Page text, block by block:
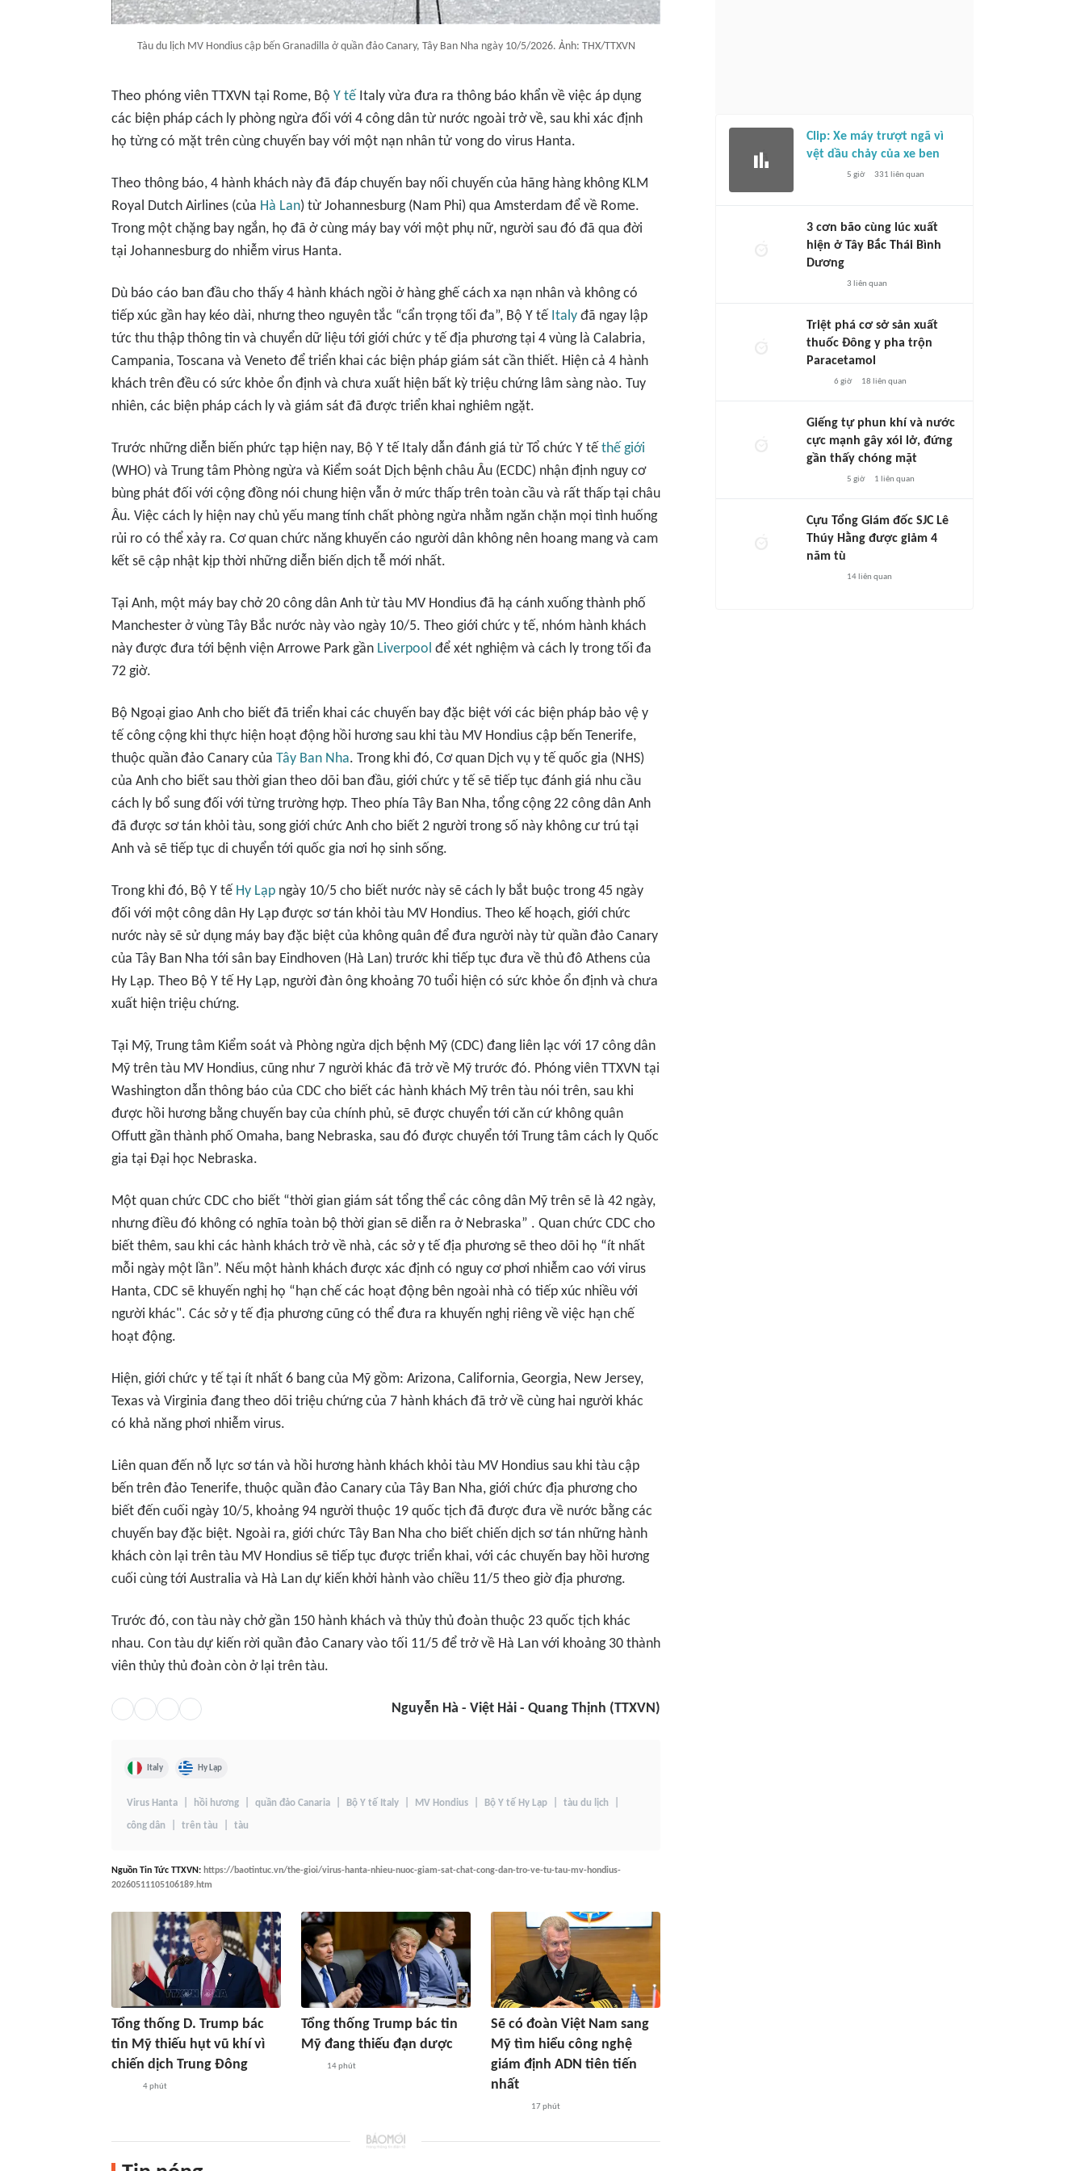
Tàu du lịch MV Hondius cập bến Granadilla ở quần đảo Canary, Tây Ban Nha ngày 10/5/2026. Ảnh: THX/TTXVN
Theo phóng viên TTXVN tại Rome, Bộ Y tế Italy vừa đưa ra thông báo khẩn về việc áp dụng
các biện pháp cách ly phòng ngừa đối với 4 công dân từ nước ngoài trở về, sau khi xác định
họ từng có mặt trên cùng chuyến bay với một nạn nhân tử vong do virus Hanta.
Theo thông báo, 4 hành khách này đã đáp chuyến bay nối chuyến của hãng hàng không KLM
Royal Dutch Airlines (của Hà Lan) từ Johannesburg (Nam Phi) qua Amsterdam để về Rome.
Trong một chặng bay ngắn, họ đã ở cùng máy bay với một phụ nữ, người sau đó đã qua đời
tại Johannesburg do nhiễm virus Hanta.
Dù báo cáo ban đầu cho thấy 4 hành khách ngồi ở hàng ghế cách xa nạn nhân và không có
tiếp xúc gần hay kéo dài, nhưng theo nguyên tắc “cẩn trọng tối đa”, Bộ Y tế Italy đã ngay lập
tức thu thập thông tin và chuyển dữ liệu tới giới chức y tế địa phương tại 4 vùng là Calabria,
Campania, Toscana và Veneto để triển khai các biện pháp giám sát cần thiết. Hiện cả 4 hành
khách trên đều có sức khỏe ổn định và chưa xuất hiện bất kỳ triệu chứng lâm sàng nào. Tuy
nhiên, các biện pháp cách ly và giám sát đã được triển khai nghiêm ngặt.
Trước những diễn biến phức tạp hiện nay, Bộ Y tế Italy dẫn đánh giá từ Tổ chức Y tế thế giới
(WHO) và Trung tâm Phòng ngừa và Kiểm soát Dịch bệnh châu Âu (ECDC) nhận định nguy cơ
bùng phát đối với cộng đồng nói chung hiện vẫn ở mức thấp trên toàn cầu và rất thấp tại châu
Âu. Việc cách ly hiện nay chủ yếu mang tính chất phòng ngừa nhằm ngăn chặn mọi tình huống
rủi ro có thể xảy ra. Cơ quan chức năng khuyến cáo người dân không nên hoang mang và cam
kết sẽ cập nhật kịp thời những diễn biến dịch tễ mới nhất.
Tại Anh, một máy bay chở 20 công dân Anh từ tàu MV Hondius đã hạ cánh xuống thành phố
Manchester ở vùng Tây Bắc nước này vào ngày 10/5. Theo giới chức y tế, nhóm hành khách
này được đưa tới bệnh viện Arrowe Park gần Liverpool để xét nghiệm và cách ly trong tối đa
72 giờ.
Bộ Ngoại giao Anh cho biết đã triển khai các chuyến bay đặc biệt với các biện pháp bảo vệ y
tế công cộng khi thực hiện hoạt động hồi hương sau khi tàu MV Hondius cập bến Tenerife,
thuộc quần đảo Canary của Tây Ban Nha. Trong khi đó, Cơ quan Dịch vụ y tế quốc gia (NHS)
của Anh cho biết sau thời gian theo dõi ban đầu, giới chức y tế sẽ tiếp tục đánh giá nhu cầu
cách ly bổ sung đối với từng trường hợp. Theo phía Tây Ban Nha, tổng cộng 22 công dân Anh
đã được sơ tán khỏi tàu, song giới chức Anh cho biết 2 người trong số này không cư trú tại
Anh và sẽ tiếp tục di chuyển tới quốc gia nơi họ sinh sống.
Trong khi đó, Bộ Y tế Hy Lạp ngày 10/5 cho biết nước này sẽ cách ly bắt buộc trong 45 ngày
đối với một công dân Hy Lạp được sơ tán khỏi tàu MV Hondius. Theo kế hoạch, giới chức
nước này sẽ sử dụng máy bay đặc biệt của không quân để đưa người này từ quần đảo Canary
của Tây Ban Nha tới sân bay Eindhoven (Hà Lan) trước khi tiếp tục đưa về thủ đô Athens của
Hy Lạp. Theo Bộ Y tế Hy Lạp, người đàn ông khoảng 70 tuổi hiện có sức khỏe ổn định và chưa
xuất hiện triệu chứng.
Tại Mỹ, Trung tâm Kiểm soát và Phòng ngừa dịch bệnh Mỹ (CDC) đang liên lạc với 17 công dân
Mỹ trên tàu MV Hondius, cũng như 7 người khác đã trở về Mỹ trước đó. Phóng viên TTXVN tại
Washington dẫn thông báo của CDC cho biết các hành khách Mỹ trên tàu nói trên, sau khi
được hồi hương bằng chuyến bay của chính phủ, sẽ được chuyển tới căn cứ không quân
Offutt gần thành phố Omaha, bang Nebraska, sau đó được chuyển tới Trung tâm cách ly Quốc
gia tại Đại học Nebraska.
Một quan chức CDC cho biết “thời gian giám sát tổng thể các công dân Mỹ trên sẽ là 42 ngày,
nhưng điều đó không có nghĩa toàn bộ thời gian sẽ diễn ra ở Nebraska” . Quan chức CDC cho
biết thêm, sau khi các hành khách trở về nhà, các sở y tế địa phương sẽ theo dõi họ “ít nhất
mỗi ngày một lần”. Nếu một hành khách được xác định có nguy cơ phơi nhiễm cao với virus
Hanta, CDC sẽ khuyến nghị họ “hạn chế các hoạt động bên ngoài nhà có tiếp xúc nhiều với
người khác". Các sở y tế địa phương cũng có thể đưa ra khuyến nghị riêng về việc hạn chế
hoạt động.
Hiện, giới chức y tế tại ít nhất 6 bang của Mỹ gồm: Arizona, California, Georgia, New Jersey,
Texas và Virginia đang theo dõi triệu chứng của 7 hành khách đã trở về cùng hai người khác
có khả năng phơi nhiễm virus.
Liên quan đến nỗ lực sơ tán và hồi hương hành khách khỏi tàu MV Hondius sau khi tàu cập
bến trên đảo Tenerife, thuộc quần đảo Canary của Tây Ban Nha, giới chức địa phương cho
biết đến cuối ngày 10/5, khoảng 94 người thuộc 19 quốc tịch đã được đưa về nước bằng các
chuyến bay đặc biệt. Ngoài ra, giới chức Tây Ban Nha cho biết chiến dịch sơ tán những hành
khách còn lại trên tàu MV Hondius sẽ tiếp tục được triển khai, với các chuyến bay hồi hương
cuối cùng tới Australia và Hà Lan dự kiến khởi hành vào chiều 11/5 theo giờ địa phương.
Trước đó, con tàu này chở gần 150 hành khách và thủy thủ đoàn thuộc 23 quốc tịch khác
nhau. Con tàu dự kiến rời quần đảo Canary vào tối 11/5 để trở về Hà Lan với khoảng 30 thành
viên thủy thủ đoàn còn ở lại trên tàu.
Nguyễn Hà - Việt Hải - Quang Thịnh (TTXVN)
Italy Hy Lạp
Virus Hanta hồi hương quần đảo Canaria Bộ Y tế Italy MV Hondius Bộ Y tế Hy Lạp tàu du lịch
công dân trên tàu tàu
Nguồn Tin Tức TTXVN: https://baotintuc.vn/the-gioi/virus-hanta-nhieu-nuoc-giam-sat-chat-cong-dan-tro-ve-tu-tau-mv-hondius-
20260511105106189.htm
Tổng thống D. Trump bác
tin Mỹ thiếu hụt vũ khí vì
chiến dịch Trung Đông
4 phút
Tổng thống Trump bác tin
Mỹ đang thiếu đạn dược
14 phút
Sẽ có đoàn Việt Nam sang
Mỹ tìm hiểu công nghệ
giám định ADN tiên tiến
nhất
17 phút
Clip: Xe máy trượt ngã vì
vệt dầu chảy của xe ben
5 giờ 331 liên quan
3 cơn bão cùng lúc xuất
hiện ở Tây Bắc Thái Bình
Dương
3 liên quan
Triệt phá cơ sở sản xuất
thuốc Đông y pha trộn
Paracetamol
6 giờ 18 liên quan
Giếng tự phun khí và nước
cực mạnh gây xói lở, đứng
gần thấy chóng mặt
5 giờ 1 liên quan
Cựu Tổng Giám đốc SJC Lê
Thúy Hằng được giảm 4
năm tù
14 liên quan